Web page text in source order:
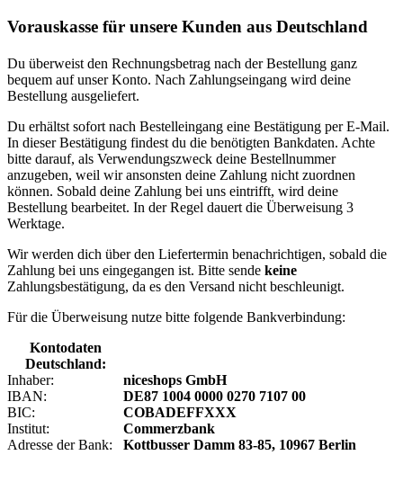
Vorauskasse für unsere Kunden aus Deutschland
Du überweist den Rechnungsbetrag nach der Bestellung ganz
bequem auf unser Konto. Nach Zahlungseingang wird deine
Bestellung ausgeliefert.
Du erhältst sofort nach Bestelleingang eine Bestätigung per E-Mail.
In dieser Bestätigung findest du die benötigten Bankdaten. Achte
bitte darauf, als Verwendungszweck deine Bestellnummer
anzugeben, weil wir ansonsten deine Zahlung nicht zuordnen
können. Sobald deine Zahlung bei uns eintrifft, wird deine
Bestellung bearbeitet. In der Regel dauert die Überweisung 3
Werktage.
Wir werden dich über den Liefertermin benachrichtigen, sobald die
Zahlung bei uns eingegangen ist. Bitte sende keine
Zahlungsbestätigung, da es den Versand nicht beschleunigt.
Für die Überweisung nutze bitte folgende Bankverbindung:
Kontodaten
Deutschland:
Inhaber:
niceshops GmbH
IBAN:
DE87 1004 0000 0270 7107 00
BIC:
COBADEFFXXX
Institut:
Commerzbank
Adresse der Bank:
Kottbusser Damm 83-85, 10967 Berlin